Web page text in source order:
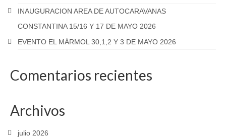
Foro
INAUGURACION AREA DE AUTOCARAVANAS
CONSTANTINA 15/16 Y 17 DE MAYO 2026
EVENTO EL MÁRMOL 30,1,2 Y 3 DE MAYO 2026
Comentarios recientes
Archivos
julio 2026